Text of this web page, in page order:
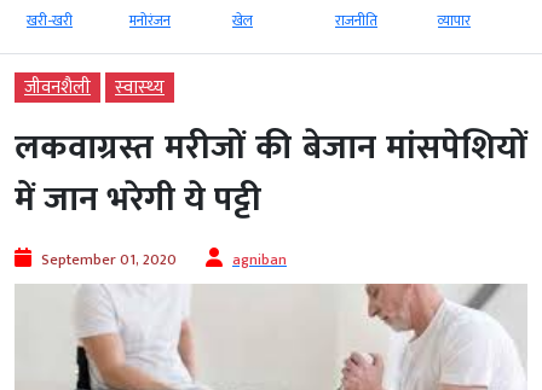
खरी-खरी मनोरंजन खेल राजनीति व्‍यापार
जीवनशैली स्‍वास्‍थ्‍य
लकवाग्रस्‍त मरीजों की बेजान मांसपेशियों
में जान भरेगी ये पट्टी
September 01, 2020 agniban